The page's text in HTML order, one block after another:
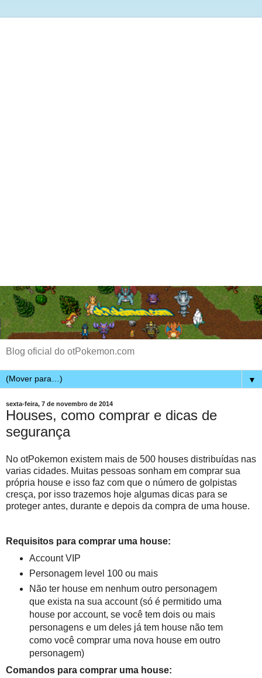
Blog oficial do otPokemon.com
▼
sexta-feira, 7 de novembro de 2014
Houses, como comprar e dicas de
segurança
No otPokemon existem mais de 500 houses distribuídas nas
varias cidades. Muitas pessoas sonham em comprar sua
própria house e isso faz com que o número de golpistas
cresça, por isso trazemos hoje algumas dicas para se
proteger antes, durante e depois da compra de uma house.
Requisitos para comprar uma house:
Account VIP
Personagem level 100 ou mais
Não ter house em nenhum outro personagem
que exista na sua account (só é permitido uma
house por account, se você tem dois ou mais
personagens e um deles já tem house não tem
como você comprar uma nova house em outro
personagem)
Comandos para comprar uma house: